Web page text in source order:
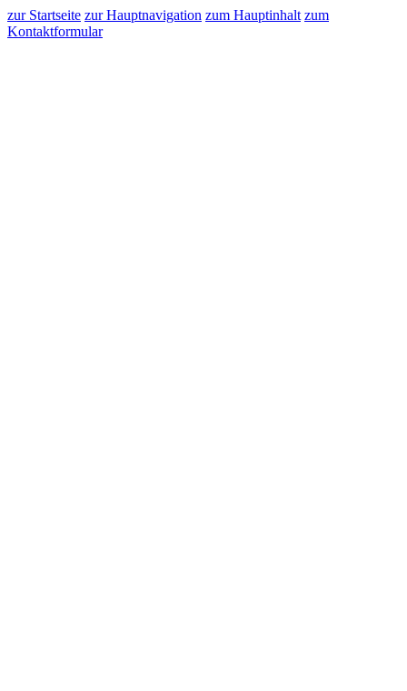
zur Startseite zur Hauptnavigation zum Hauptinhalt zum
Kontaktformular